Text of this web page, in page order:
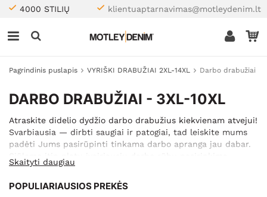
4000 STILIŲ klientuaptarnavimas@motleydenim.lt
Pagrindinis puslapis VYRIŠKI DRABUŽIAI 2XL-14XL Darbo drabužiai
DARBO DRABUŽIAI - 3XL-10XL
Atraskite didelio dydžio darbo drabužius kiekvienam atvejui!
Svarbiausia — dirbti saugiai ir patogiai, tad leiskite mums
padėti Jums pasirūpinti tinkama darbo apranga jau dabar.
Praktiški, aukščiausios kokybės ir puikių modelių didelio
dydžio darbo drabužiai — Motley Denim internetinėje
parduotuvėje kiekvienas didelis vaikinas atras sau kažką
Skaityti daugiau
POPULIARIAUSIOS PREKĖS